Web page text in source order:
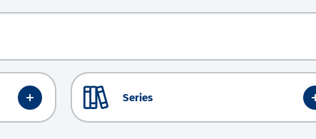
Series